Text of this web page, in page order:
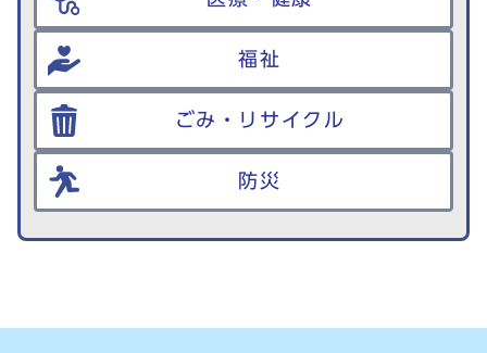
福祉
ごみ・リサイクル
防災